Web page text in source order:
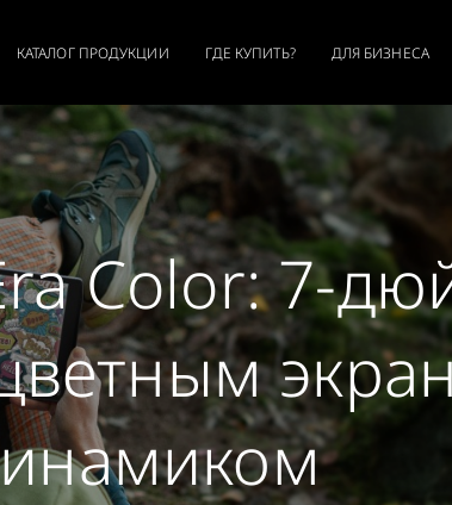
КАТАЛОГ ПРОДУКЦИИ ГДЕ КУПИТЬ? ДЛЯ БИЗНЕСА
Color: 7-